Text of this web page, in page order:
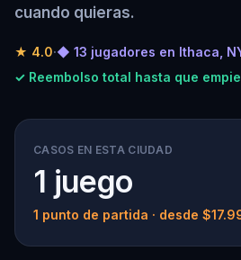
cuando quieras.
★ 4.0·◆ 13 jugadores en Ithaca,
✓ Reembolso total hasta que
CASOS EN ESTA CIUDAD
1 juego
1 punto de partida · desde